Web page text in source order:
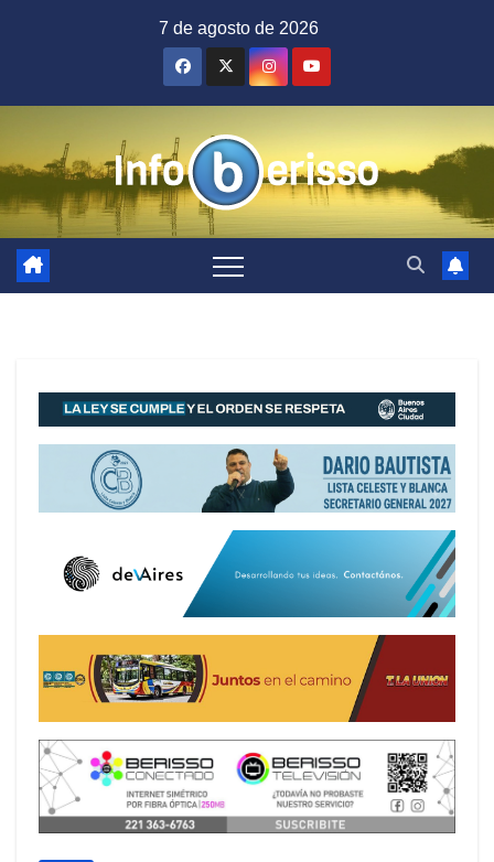
7 de agosto de 2026